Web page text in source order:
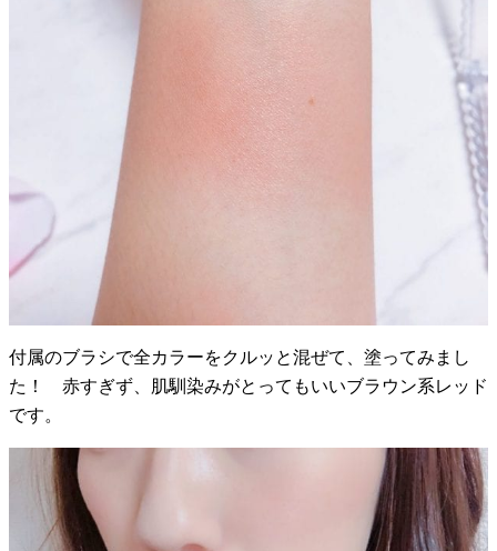
付属のブラシで全カラーをクルッと混ぜて、塗ってみまし
た！ 赤すぎず、肌馴染みがとってもいいブラウン系レッド
です。